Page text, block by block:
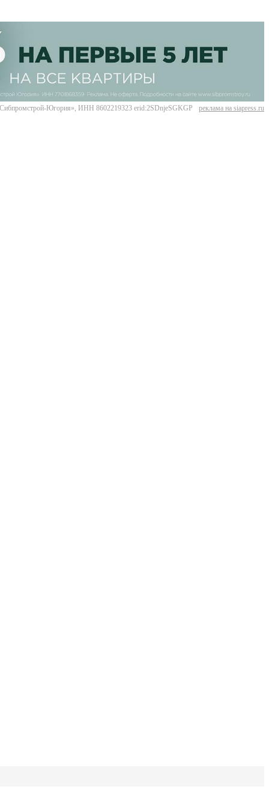
Югория», ИНН 8602219323 erid:2SDnjeSGKGP реклама на siapress.ru